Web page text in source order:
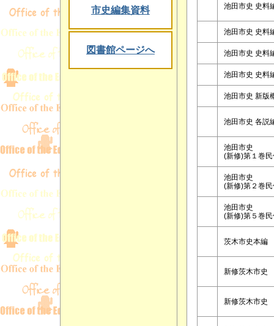
市史編集資料
図書館ページへ
池田市史 史料
池田市史 史料
池田市史 史料
池田市史 史料
池田市史 新版
池田市史 各説
池田市史
(新修)第１巻
池田市史
(新修)第２巻
池田市史
(新修)第５巻
茨木市史本編
新修茨木市史
新修茨木市史